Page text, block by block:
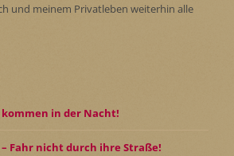
und meinem Privatleben weiterhin alle
kommen in der Nacht!
– Fahr nicht durch ihre Straße!